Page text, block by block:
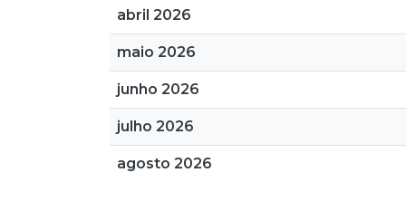
abril 2026
maio 2026
junho 2026
julho 2026
agosto 2026